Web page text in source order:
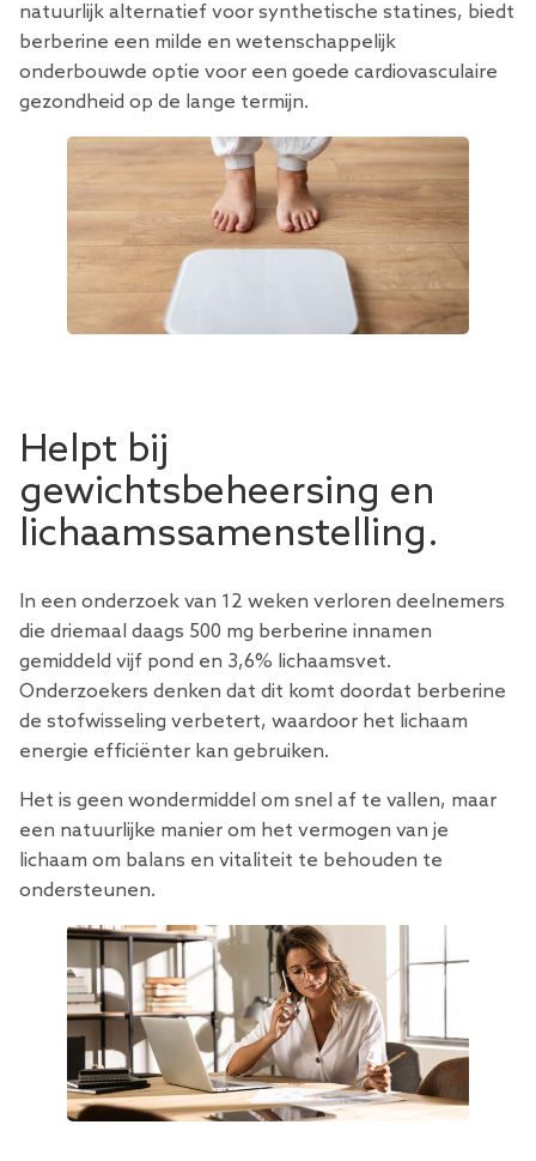
natuurlijk alternatief voor synthetische statines, biedt
berberine een milde en wetenschappelijk
onderbouwde optie voor een goede cardiovasculaire
gezondheid op de lange termijn.
Helpt bij
gewichtsbeheersing en
lichaamssamenstelling.
In een onderzoek van 12 weken verloren deelnemers
die driemaal daags 500 mg berberine innamen
gemiddeld vijf pond en 3,6% lichaamsvet.
Onderzoekers denken dat dit komt doordat berberine
de stofwisseling verbetert, waardoor het lichaam
energie efficiënter kan gebruiken.
Het is geen wondermiddel om snel af te vallen, maar
een natuurlijke manier om het vermogen van je
lichaam om balans en vitaliteit te behouden te
ondersteunen.